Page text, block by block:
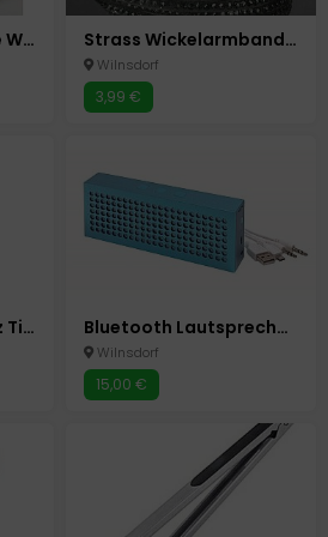
Mesh Netz Halskette Wickelarmband 6Farben Strass Wickelarmband Lederoptik weiß - grau
Wilnsdorf
3,99 €
Türkranz Wandkranz Tischkranz Blumen Neu Herz Bluetooth Lautsprecher Box Speaker "Brick " Blau Neu
Wilnsdorf
15,00 €